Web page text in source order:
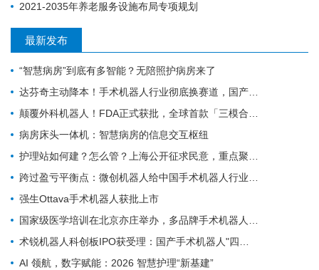
2021-2035年养老服务设施布局专项规划
最新发布
“智慧病房”到底有多智能？无陪照护病房来了
达芬奇主动降本！手术机器人行业彻底换赛道，国产替代迎关键变局
颠覆外科机器人！FDA正式获批，全球首款「三模合一」手术机器人诞生
病房床头一体机：智慧病房的信息交互枢纽
护理站如何建？怎么管？上海公开征求民意，重点聚焦社区护理规范化
跨过盈亏平衡点：微创机器人给中国手术机器人行业带来的三个信号
强生Ottava手术机器人获批上市
国家级医学培训在北京亦庄举办，多品牌手术机器人首次集中现场实操
术锐机器人科创板IPO获受理：国产手术机器人"四小龙"冲刺资本市场的背后
AI 领航，数字赋能：2026 智慧护理“新基建”